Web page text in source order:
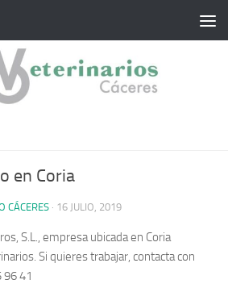
en Coria
CÁCERES · 16 JULIO, 2019
S.L., empresa ubicada en Coria
Si quieres trabajar, contacta con
96 41